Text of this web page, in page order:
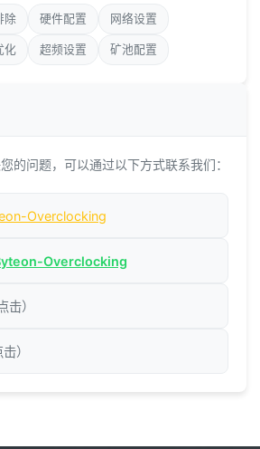
除 硬件配置 网络设置
化 超频设置 矿池配置
的问题，可以通过以下方式联系我们：
Overclocking
Overclocking
）
）